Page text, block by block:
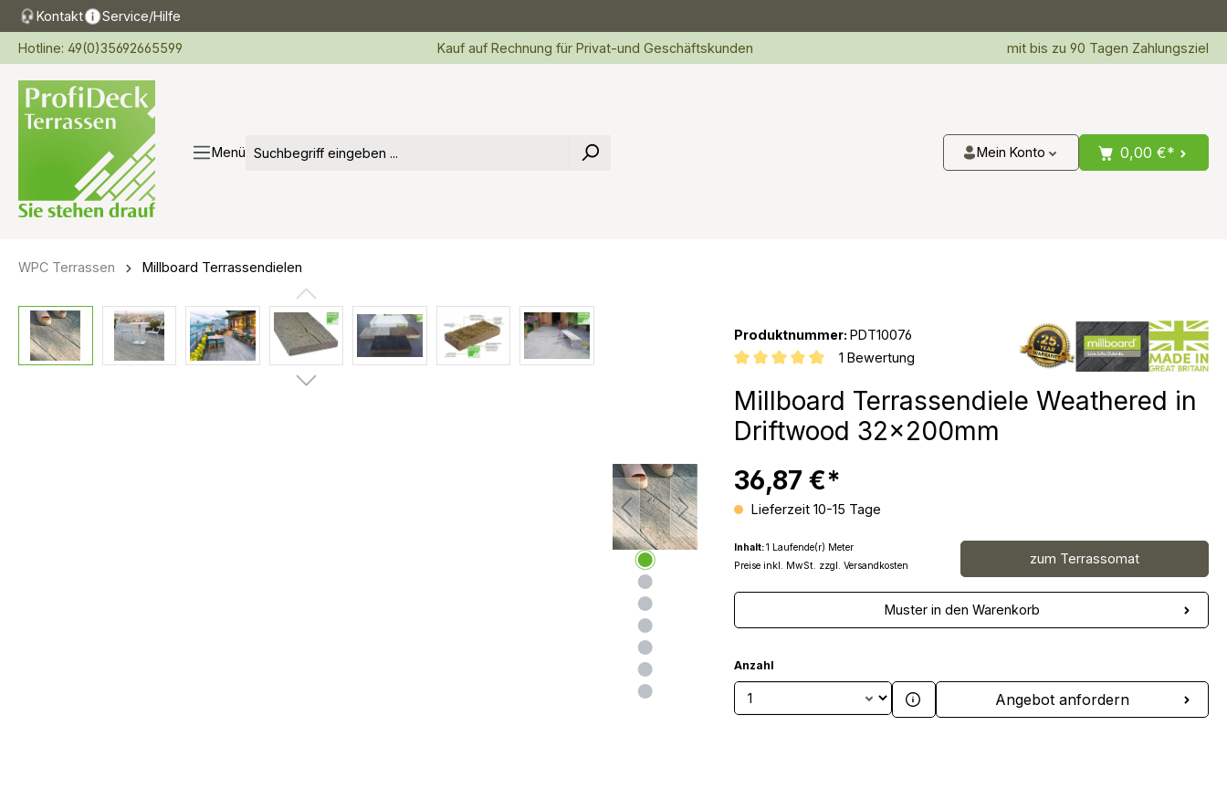
Zur Hauptnavigation springen
Kontakt Service/Hilfe
Hotline: 49(0)35692665599 Kauf auf Rechnung für Privat-und Geschäftskunden mit bis zu 90 Tagen Zahlungsziel
Menü Mein Konto 0,00 €*
WPC Terrassen Millboard Terrassendielen
Produktnummer: PDT10076
1 Bewertung
Millboard Terrassendiele Weathered in
Driftwood 32x200mm
36,87 €*
Lieferzeit 10-15 Tage
Inhalt:1 Laufende(r) Meter
Preise inkl. MwSt. zzgl. Versandkosten
zum Terrassomat
Muster in den Warenkorb
Anzahl
Produkt Anzahl: Gib den gewünschten Wert
Angebot anfordern